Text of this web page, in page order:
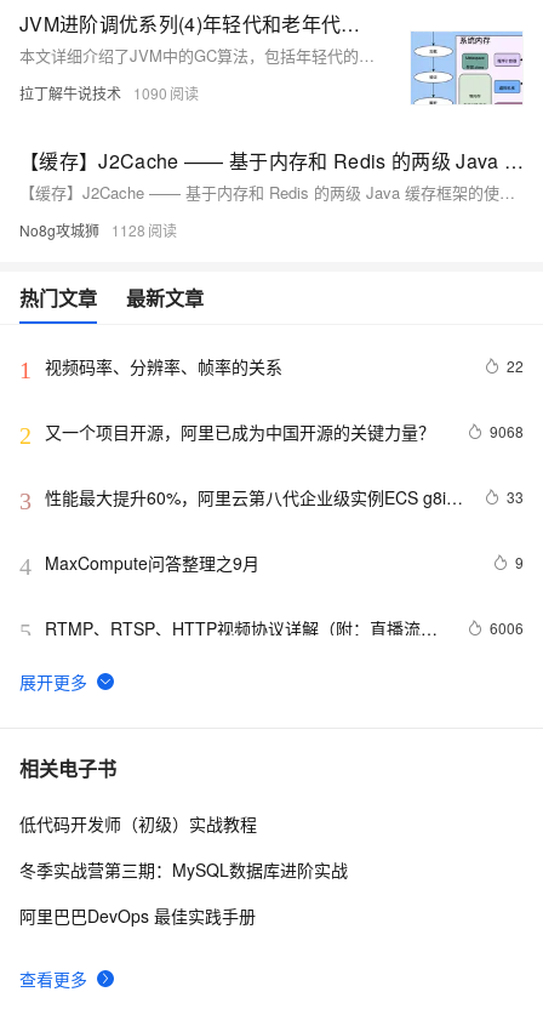
JVM进阶调优系列(4)年轻代和老年代采用什么GC算法回收?
本文详细介绍了JVM中的GC算法，包括年轻代的复制算法和老年代的标记-整理算法。复制算法适用于年轻代，因其高效且能避免内存碎片；标记-整理算法则用于老年代，虽然效率较低，但能有效解决内存碎片问题。文章还解释了这两种算法的具体过程及其优缺点，并简要提及了其他GC算法。
拉丁解牛说技术 1090
【缓存】J2Cache —— 基于内存和 Redis 的两级 Java 缓存框架的使用方法
【缓存】J2Cache —— 基于内存和 Redis 的两级 Java 缓存框架的使用方法
No8g攻城狮 1128
热门文章 最新文章
1 视频码率、分辨率、帧率的关系 22
2 又一个项目开源，阿里已成为中国开源的关键力量？ 9068
3 性能最大提升60%，阿里云第八代企业级实例ECS g8i正
33
4 MaxCompute问答整理之9月 9
5
RTMP、RTSP、HTTP视频协议详解（附：直播流地
6006
6
【YOLOv8改进 - 注意力机制】Triplet Attention：轻量有
7 Python PIL远程命令执行漏洞复现(CVE-2017-8291
8 新年快乐 ~
相关电子书
查看更多
低代码开发师（初级）实战教程
冬季实战营第三期：MySQL数据库进阶实战
阿里巴巴DevOps 最佳实践手册